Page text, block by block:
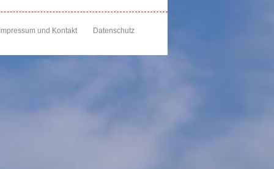
und Kontakt Datenschutz